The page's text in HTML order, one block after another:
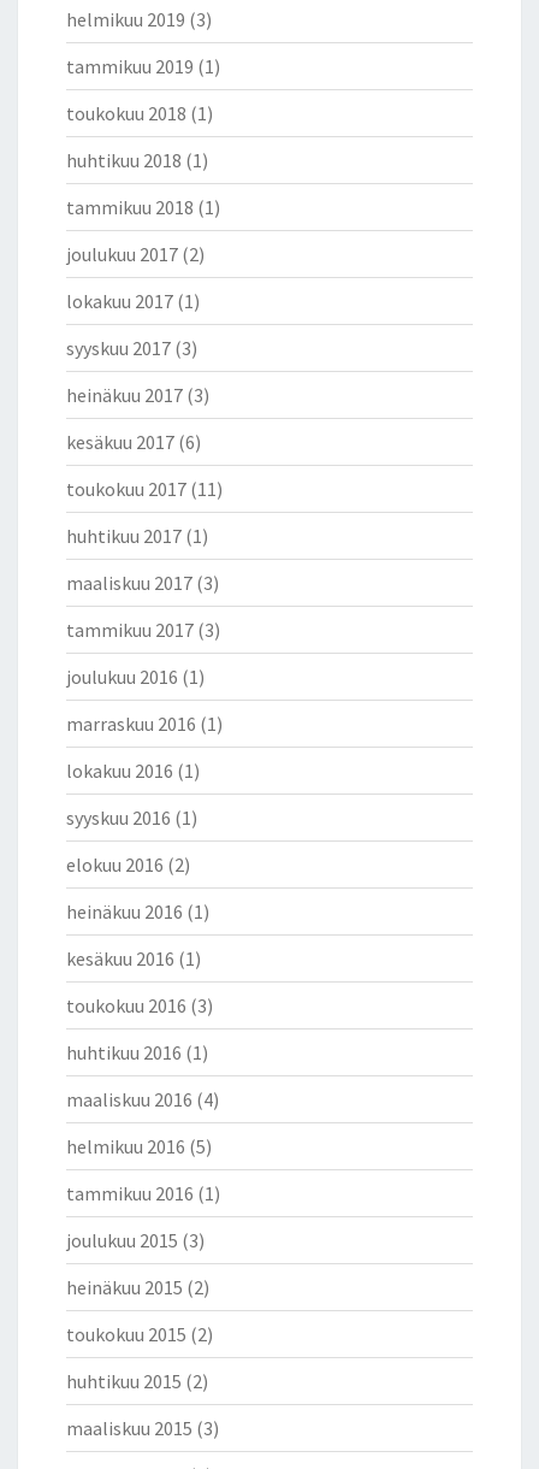
helmikuu 2019 (3)
tammikuu 2019 (1)
toukokuu 2018 (1)
huhtikuu 2018 (1)
tammikuu 2018 (1)
joulukuu 2017 (2)
lokakuu 2017 (1)
syyskuu 2017 (3)
heinäkuu 2017 (3)
kesäkuu 2017 (6)
toukokuu 2017 (11)
huhtikuu 2017 (1)
maaliskuu 2017 (3)
tammikuu 2017 (3)
joulukuu 2016 (1)
marraskuu 2016 (1)
lokakuu 2016 (1)
syyskuu 2016 (1)
elokuu 2016 (2)
heinäkuu 2016 (1)
kesäkuu 2016 (1)
toukokuu 2016 (3)
huhtikuu 2016 (1)
maaliskuu 2016 (4)
helmikuu 2016 (5)
tammikuu 2016 (1)
joulukuu 2015 (3)
heinäkuu 2015 (2)
toukokuu 2015 (2)
huhtikuu 2015 (2)
maaliskuu 2015 (3)